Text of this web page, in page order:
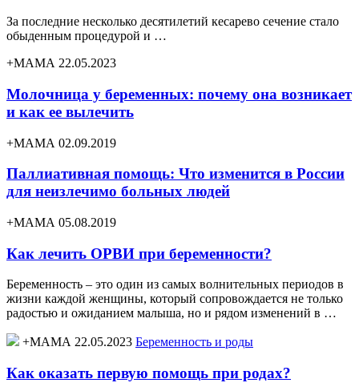
За последние несколько десятилетий кесарево сечение стало
обыденным процедурой и …
+МАМА 22.05.2023
Молочница у беременных: почему она возникает
и как ее вылечить
+МАМА 02.09.2019
Паллиативная помощь: Что изменится в России
для неизлечимо больных людей
+МАМА 05.08.2019
Как лечить ОРВИ при беременности?
Беременность – это один из самых волнительных периодов в
жизни каждой женщины, который сопровождается не только
радостью и ожиданием малыша, но и рядом изменений в …
+МАМА 22.05.2023 Беременность и роды
Как оказать первую помощь при родах?